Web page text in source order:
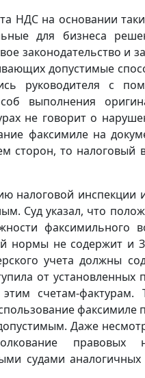
НДС на основании
для бизнеса
законодательство и
допустимые
руководителя с
выполнения
не говорит о
факсимиле на
сторон, то налоговый
налоговой инспекции
Суд указал, что
факсимильного
нормы не содержит и
учета должны
от установленных
счетам-фактурам.
факсимиле
Даже
правовых
судами